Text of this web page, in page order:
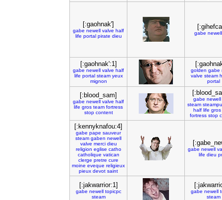
[:gaohnak']
gabe newell valve half
life portal pirate dieu
gabe newell
[:gaohnak':1]
gabe newell valve half
life portal steam yeux
mignon
golden gabe
valve steam
portal
[:blood_sam]
gabe newell valve half
life gros team fortress
stop content
gabe newell
steam
half life gros
fortress stop
[:kennyknafou:4]
gabe pape sauveur
steam gaben newell
valve merci dieu
religion eglise catho
catholique vatican
clerge pretre cure
moine eveque religieux
pieux devot saint
gabe newell
life dieu
[:jakwarrior:1]
gabe newell topicpc
steam
gabe newell
steam